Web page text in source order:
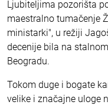
Ljubiteljima pozorišta
maestralno tumačenje
ministarki", u režiji
decenije bila na
Beogradu.
Tokom duge i bogate
velike i značajne uloge